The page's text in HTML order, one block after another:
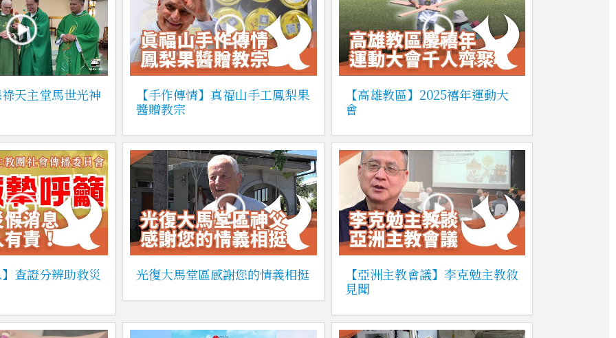
天主堂馬世光神
【手作傳情】真福山手工鳳梨果
醬贈教宗
【高雄教區】2025禧年運動大
會
查證分辨助救災 光復大馬堂區感謝您的情義相挺
【亞洲主教會議】李克勉主教敘
見聞